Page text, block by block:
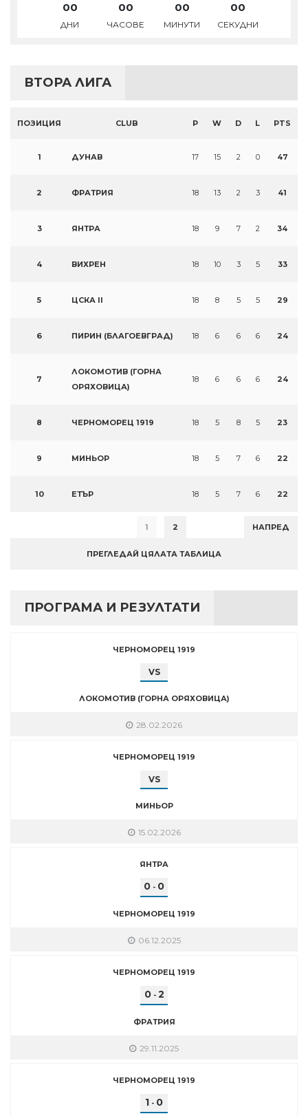
00
ДНИ
00
ЧАСОВЕ
00
МИНУТИ
00
СЕКУДНИ
ВТОРА ЛИГА
ПОЗИЦИЯ CLUB P W D L PTS
1 ДУНАВ 17 15 2 0 47
2 ФРАТРИЯ 18 13 2 3 41
3 ЯНТРА 18 9 7 2 34
4 ВИХРЕН 18 10 3 5 33
5 ЦСКА II 18 8 5 5 29
6 ПИРИН (БЛАГОЕВГРАД) 18 6 6 6 24
7
ЛОКОМОТИВ (ГОРНА
ОРЯХОВИЦА)
18 6 6 6 24
8 ЧЕРНОМОРЕЦ 1919 18 5 8 5 23
9 МИНЬОР 18 5 7 6 22
10 ЕТЪР 18 5 7 6 22
1 2 НАПРЕД
ПРЕГЛЕДАЙ ЦЯЛАТА ТАБЛИЦА
ПРОГРАМА И РЕЗУЛТАТИ
ЧЕРНОМОРЕЦ 1919
VS
ЛОКОМОТИВ (ГОРНА ОРЯХОВИЦА)
28.02.2026
ЧЕРНОМОРЕЦ 1919
VS
МИНЬОР
15.02.2026
ЯНТРА
0 - 0
ЧЕРНОМОРЕЦ 1919
06.12.2025
ЧЕРНОМОРЕЦ 1919
0- 2
ФРАТРИЯ
29.11.2025
ЧЕРНОМОРЕЦ 1919
1 - 0